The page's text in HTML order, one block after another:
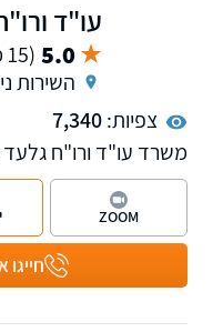
עו"ד
5.0 (15 ממליצים)
השירות
צפיות:7,340
משרד עו"ד ורו"ח גלעד
בוטיק המלווה עסקים
הכשרתו של עו"ד
לפיננסים, תוך שילוב
והערכות שווי בייעוץ
תוכלו להתרשם.
חייגו
ZOOM